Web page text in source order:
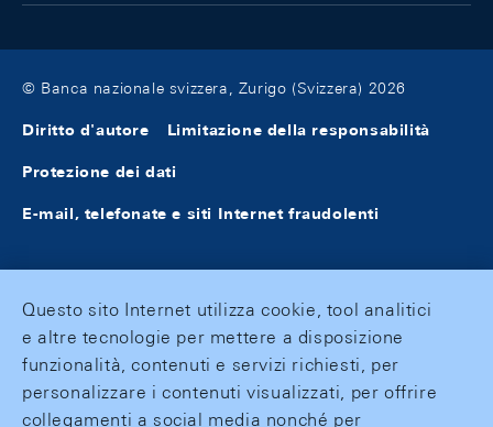
© Banca nazionale svizzera, Zurigo (Svizzera) 2026
Diritto d'autore Limitazione della responsabilità
Protezione dei dati
E-mail, telefonate e siti Internet fraudolenti
Questo sito Internet utilizza cookie, tool analitici
e altre tecnologie per mettere a disposizione
funzionalità, contenuti e servizi richiesti, per
personalizzare i contenuti visualizzati, per offrire
collegamenti a social media nonché per